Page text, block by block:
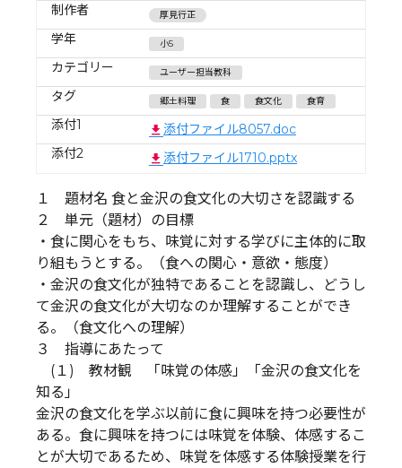
制作者
厚見行正
学年 小5
カテゴリー ユーザー担当教科
タグ 郷土料理 食 食文化 食育
添付1
添付ファイル8057.doc
添付2
添付ファイル1710.pptx
１ 題材名 食と金沢の食文化の大切さを認識する
２ 単元（題材）の目標
・食に関心をもち、味覚に対する学びに主体的に取
り組もうとする。（食への関心・意欲・態度）
・金沢の食文化が独特であることを認識し、どうし
て金沢の食文化が大切なのか理解することができ
る。（食文化への理解）
３ 指導にあたって
(１) 教材観 「味覚の体感」「金沢の食文化を
知る」
金沢の食文化を学ぶ以前に食に興味を持つ必要性が
ある。食に興味を持つには味覚を体験、体感するこ
とが大切であるため、味覚を体感する体験授業を行